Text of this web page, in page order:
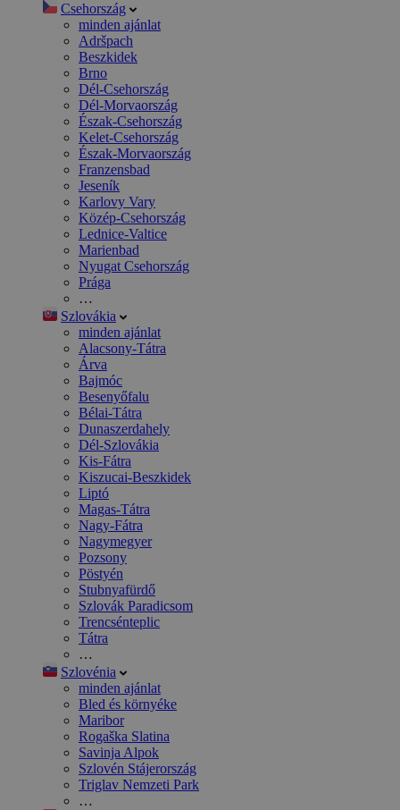
Csehország
minden ajánlat
Adršpach
Beszkidek
Brno
Dél-Csehország
Dél-Morvaország
Észak-Csehország
Kelet-Csehország
Észak-Morvaország
Franzensbad
Jeseník
Karlovy Vary
Közép-Csehország
Lednice-Valtice
Marienbad
Nyugat Csehország
Prága
…
Szlovákia
minden ajánlat
Alacsony-Tátra
Árva
Bajmóc
Besenyőfalu
Bélai-Tátra
Dunaszerdahely
Dél-Szlovákia
Kis-Fátra
Kiszucai-Beszkidek
Liptó
Magas-Tátra
Nagy-Fátra
Nagymegyer
Pozsony
Pöstyén
Stubnyafürdő
Szlovák Paradicsom
Trencsénteplic
Tátra
…
Szlovénia
minden ajánlat
Bled és környéke
Maribor
Rogaška Slatina
Savinja Alpok
Szlovén Stájerország
Triglav Nemzeti Park
…